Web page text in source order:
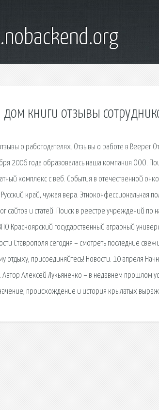
дом книги отзывы
о работодателях. Отзывы о работе в
2006 года образовалась наша компания ООО.
комплекс с веб. События в отечественной
Русский край, чужая вера. Этноконфессиональная
сайтов и статей. Поиск в реестре учреждений по
Красноярский государственный аграрный
Ставрополя сегодня – смотреть последние
отдыху, присоединяйтесь! Новости. 10 апреля
Автор Алексей Лукьяненко – в недавнем прошлом
происхождение и история крылатых